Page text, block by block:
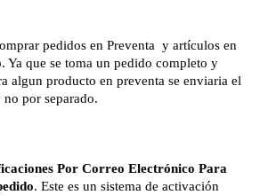
pedidos en Preventa y artículos en
Ya que se toma un pedido completo y
algun producto en preventa se enviaria el
por separado.
Por Correo Electrónico Para
. Este es un sistema de activación